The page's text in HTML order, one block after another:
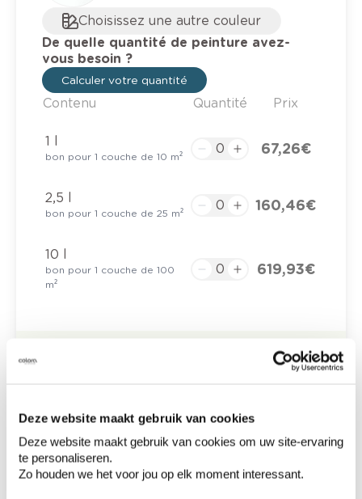
Deze website maakt gebruik van cookies
Deze website maakt gebruik van cookies om uw site-ervaring
te personaliseren.
Zo houden we het voor jou op elk moment interessant.
Choisissez une autre couleur
De quelle quantité de peinture avez-
vous besoin ?
Calculer votre quantité
Contenu Quantité Prix
1 l
bon pour 1 couche de 10 m² 67,26 €
2,5 l
bon pour 1 couche de 25 m² 160,46 €
10 l
bon pour 1 couche de 100
m²
619,93 €
0,00 €
Options de livraison
Livraison à domicile
Commandé en semaine (lu-ve), livré dans les 2 à 3
jours ouvrables.
Retrait en magasin